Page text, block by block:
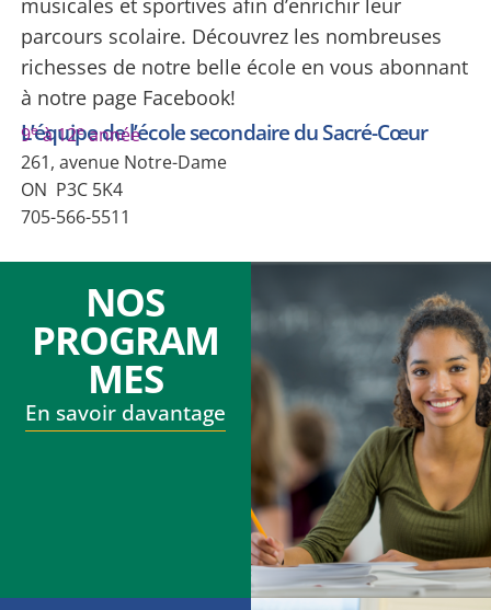
parcours scolaire. Découvrez les nombreuses
richesses de notre belle école en vous abonnant
à notre page Facebook!
L’équipe de l’école secondaire du Sacré-Cœur
9eà 12eannée
261, avenue Notre-Dame
ON P3C 5K4
705-566-5511
NOS
PROGRAM
MES
En savoir davantage